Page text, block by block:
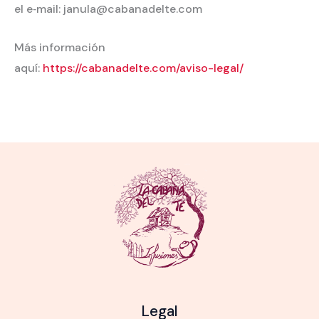
el e‐mail: janula@cabanadelte.com
Más información
aquí: https://cabanadelte.com/aviso-legal/
Legal